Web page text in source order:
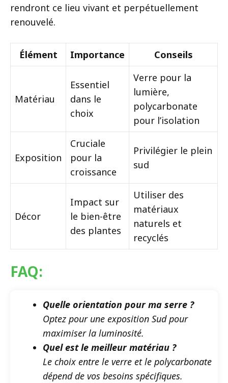
rendront ce lieu vivant et perpétuellement
renouvelé.
Élément Importance Conseils
Matériau
Essentiel
dans le
choix
Verre pour la
lumière,
polycarbonate
pour l’isolation
Exposition
Cruciale
pour la
croissance
Privilégier le plein
sud
Décor
Impact sur
le bien-être
des plantes
Utiliser des
matériaux
naturels et
recyclés
FAQ:
Quelle orientation pour ma serre ?
Optez pour une exposition Sud pour
maximiser la luminosité.
Quel est le meilleur matériau ?
Le choix entre le verre et le polycarbonate
dépend de vos besoins spécifiques.